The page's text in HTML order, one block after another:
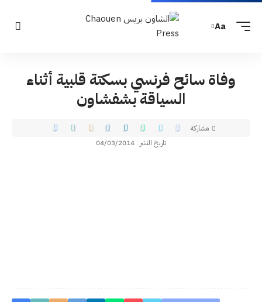
Aa
وفاة سائح فرنسي بسكتة قلبية أثناء
السياقة بشفشاون
تاريخ النشر : 04/03/2014
مشاركة